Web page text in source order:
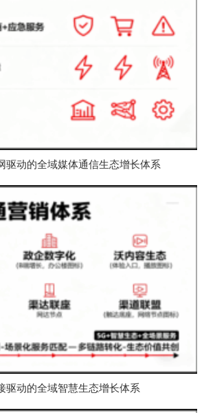
驱动的全域媒体通信生态增长体系
驱动的全域智慧生态增长体系